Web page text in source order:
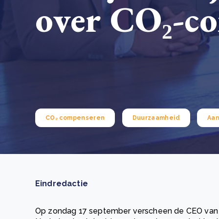
Green Wheels: transformerende stap voor
plasticinzameling in Sri Lanka
Lees
CSRD en uw positie als leverancier: wat verandert
Lees
over CO₂-
CO₂ compenseren Duurzaamheid
Eindredactie
Op zondag 17 september verscheen de CEO